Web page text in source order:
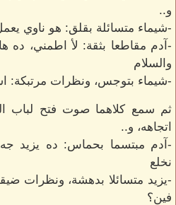
و..
-شيماء متسائلة بقلق: هو ناوي
-آدم مقاطعا بثقة: لأ اطمني، ده
والسلام
-شيماء بتوجس، ونظرات مرتبكة:
ثم سمع كلاهما صوت فتح لباب
اتجاهه، و..
-آدم مبتسما بحماس: ده يزيد جه
نخلع
-يزيد متسائلا بدهشة، ونظرات
فين؟